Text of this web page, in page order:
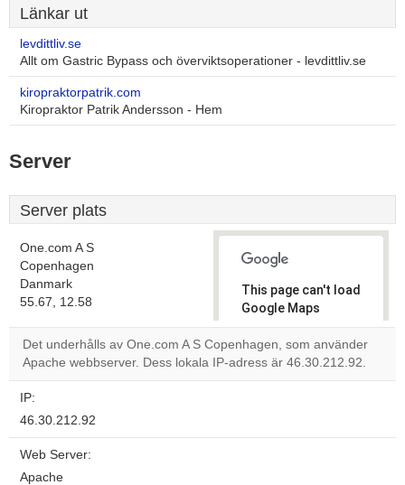
Länkar ut
levdittliv.se
Allt om Gastric Bypass och överviktsoperationer - levdittliv.se
kiropraktorpatrik.com
Kiropraktor Patrik Andersson - Hem
Server
Server plats
One.com A S
Copenhagen
Danmark
55.67, 12.58
This page can't load
Google Maps
correctly.
Do you
own this
OK
Det underhålls av One.com A S Copenhagen, som använder
Apache webbserver. Dess lokala IP-adress är 46.30.212.92.
IP:
46.30.212.92
Web Server:
Apache